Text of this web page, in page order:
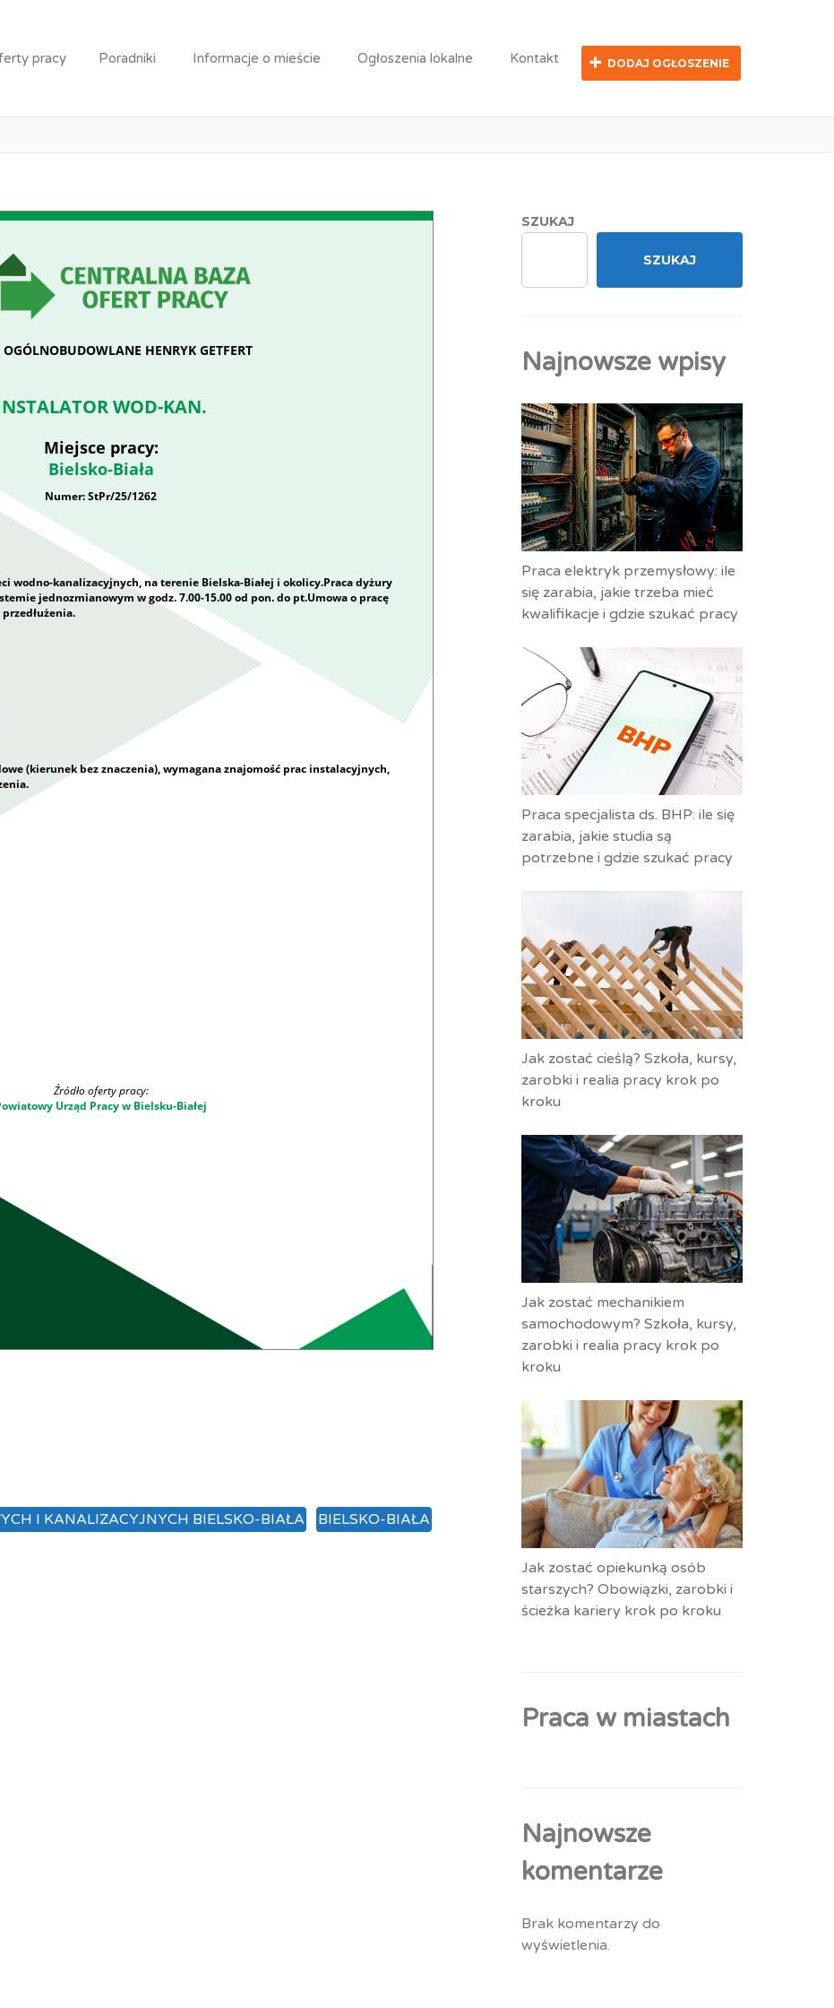
pracy Poradniki Informacje o mieście Ogłoszenia lokalne Kontakt DODAJ OGŁOSZENIE
OGÓLNOBUDOWLANE HENRYK GETFERT
WOD-KAN.
Miejsce pracy:
Bielsko-Biała
Numer: StPr/25/1262
wodno-kanalizacyjnych, na terenie Bielska-Białej i okolicy.Praca dyżury
jednozmianowym w godz. 7.00-15.00 od pon. do pt.Umowa o pracę
(kierunek bez znaczenia), wymagana znajomość prac instalacyjnych,
Źródło oferty pracy:
Urząd Pracy w Bielsku-Białej
I KANALIZACYJNYCH BIELSKO-BIAŁA
BIELSKO-BIAŁA
SZUKAJ
SZUKAJ
Najnowsze wpisy
Praca elektryk przemysłowy: ile
się zarabia, jakie trzeba mieć
kwalifikacje i gdzie szukać pracy
Praca specjalista ds. BHP: ile się
zarabia, jakie studia są
potrzebne i gdzie szukać pracy
Jak zostać cieślą? Szkoła, kursy,
zarobki i realia pracy krok po
kroku
Jak zostać mechanikiem
samochodowym? Szkoła, kursy,
zarobki i realia pracy krok po
kroku
Jak zostać opiekunką osób
starszych? Obowiązki, zarobki i
ścieżka kariery krok po kroku
Praca w miastach
Najnowsze
komentarze
Brak komentarzy do
wyświetlenia.